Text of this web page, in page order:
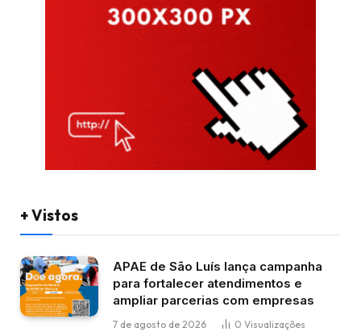
+ Vistos
APAE de São Luís lança campanha
para fortalecer atendimentos e
ampliar parcerias com empresas
7 de agosto de 2026 0 Visualizações